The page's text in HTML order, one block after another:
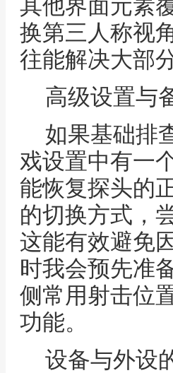
其他界面元素
换第三人称视
往能解决大部
高级设置与
如果基础排
戏设置中有一
能恢复探头的
的切换方式，
这能有效避免
时我会预先准
侧常用射击位
功能。
设备与外设